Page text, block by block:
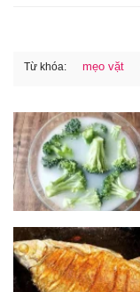
Từ khóa: mẹo vặt